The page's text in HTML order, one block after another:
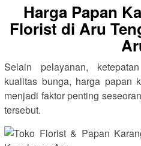
Harga Papan
Florist di Aru
Selain pelayanan,
kualitas bunga, harga papan
menjadi faktor penting
tersebut.